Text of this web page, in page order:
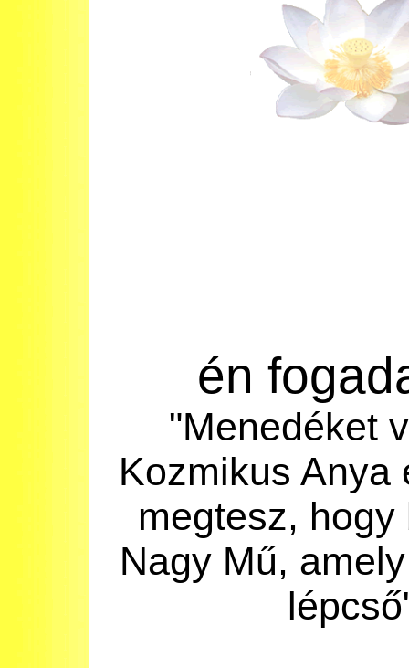
én
"Menedéket
Kozmikus Anya
megtesz, hogy
Nagy Mű,
lépcső